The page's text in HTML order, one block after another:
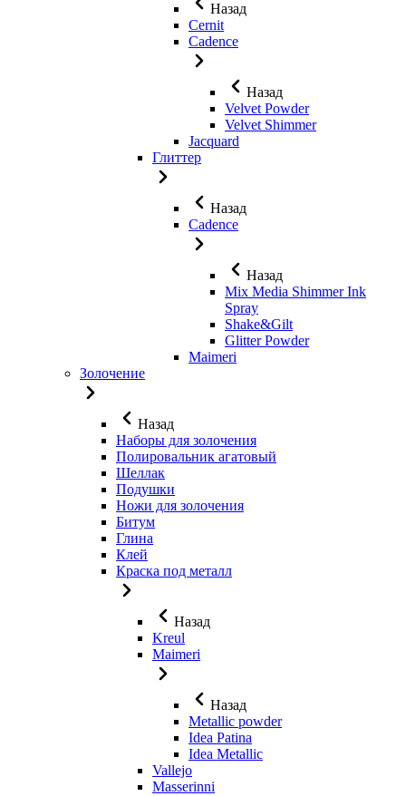
Назад
Cernit
Cadence
Назад
Velvet Powder
Velvet Shimmer
Jaсquard
Глиттер
Назад
Cadence
Назад
Mix Media Shimmer Ink
Spray
Shake&Gilt
Glitter Powder
Maimeri
Золочение
Назад
Наборы для золочения
Полировальник агатовый
Шеллак
Подушки
Ножи для золочения
Битум
Глина
Клей
Краска под металл
Назад
Kreul
Maimeri
Назад
Metallic powder
Idea Patina
Idea Metallic
Vallejo
Masserinni